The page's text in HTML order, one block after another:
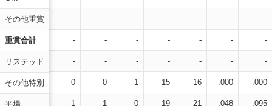
その他重賞
重賞合計
リステッド
その他特別
平場
- - - - - - -
- - - - - - -
- - - - - - -
0 0 1 15 16 .000 .000
1 1 0 19 21 .048 .095